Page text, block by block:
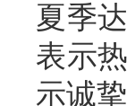
夏季
表示
示诚